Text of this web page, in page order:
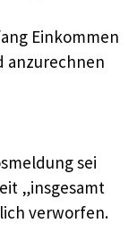
Einkommen
anzurechnen
sei
„insgesamt
verworfen.